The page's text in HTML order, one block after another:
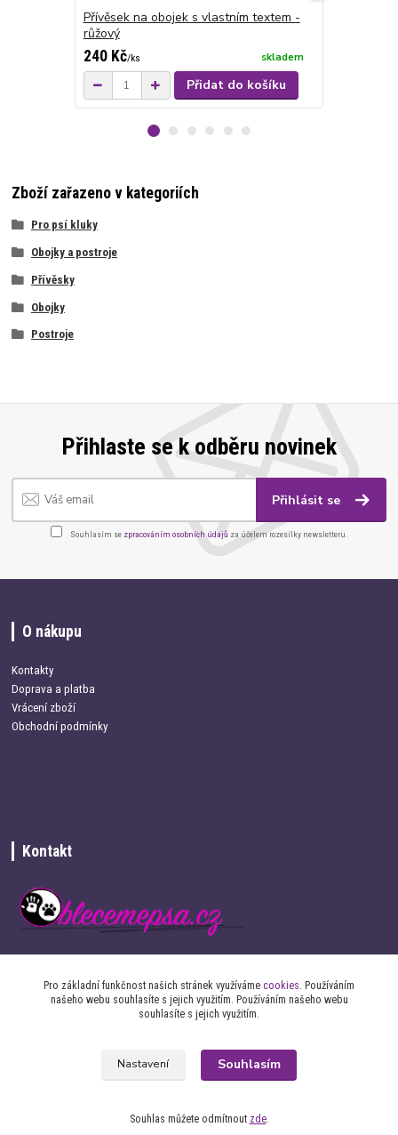
Přívěsek na obojek s vlastním textem -
růžový
240 Kč/ks skladem
Přidat do košíku
Zboží zařazeno v kategoriích
Pro psí kluky
Obojky a postroje
Přívěsky
Obojky
Postroje
Přihlaste se k odběru novinek
Přihlásit se
Souhlasím se zpracováním osobních údajů za účelem rozesílky newsletteru.
O nákupu
Kontakty
Doprava a platba
Vrácení zboží
Obchodní podmínky
Kontakt
info@oblecemepsa.cz
Pro základní funkčnost našich stránek využíváme cookies. Používáním
našeho webu souhlasíte s jejich využitím. Používáním našeho webu
souhlasíte s jejich využitím.
Nastavení Souhlasím
Souhlas můžete odmítnout zde.